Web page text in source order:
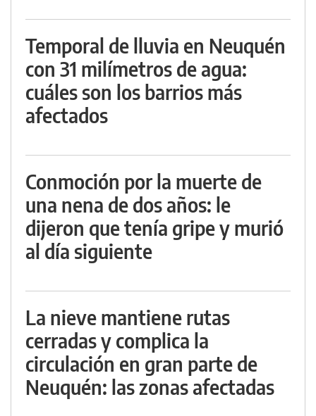
Temporal de lluvia en Neuquén
con 31 milímetros de agua:
cuáles son los barrios más
afectados
Conmoción por la muerte de
una nena de dos años: le
dijeron que tenía gripe y murió
al día siguiente
La nieve mantiene rutas
cerradas y complica la
circulación en gran parte de
Neuquén: las zonas afectadas